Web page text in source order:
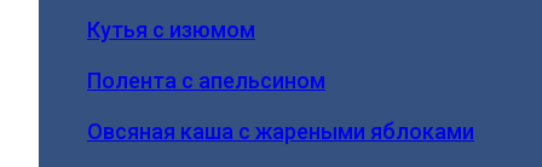
Кутья с изюмом
Полента с апельсином
Овсяная каша с жареными яблоками